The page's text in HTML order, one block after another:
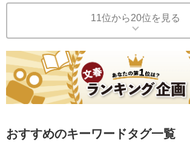
11位から20位を見る
おすすめのキーワードタグ一覧